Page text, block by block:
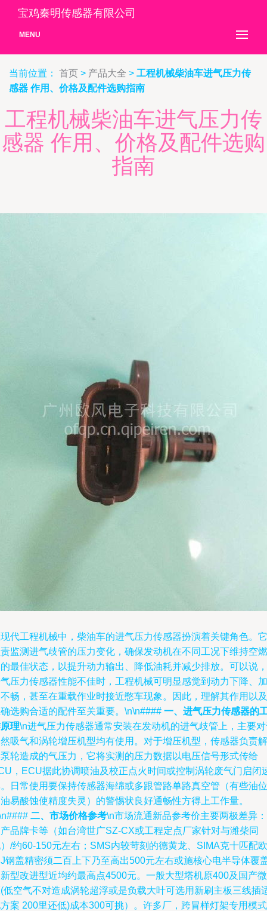
宝鸡秦明传感器有限公司
MENU
当前位置： 首页 > 产品大全 > 工程机械柴油车进气压力传
感器 作用、价格及配件选购指南
工程机械柴油车进气压力传
感器 作用、价格及配件选购
指南
代工程机械中，柴油车的进气压力传感器扮演着关键角色。它
监测进气歧管的压力变化，确保发动机在不同工况下维持空燃
最佳状态，以提升动力输出、降低油耗并减少排放。可以说，
压力传感器性能不佳时，工程机械可明显感觉到动力下降、加
畅，甚至在重载作业时接近憋车现象。因此，理解其作用以及
选购合适的配件至关重要。\n\n#### 一、进气压力传感器的
理\n进气压力传感器通常安装在发动机的进气歧管上，主要
吸气和涡轮增压机型均有使用。对于增压机型，传感器负责解
轮造成的气压力，它将实测的压力数据以电压信号形式传给
，ECU据此协调喷油及校正点火时间或控制涡轮废气门启闭
日常使用要保持传感器海绵或多跟管路单路真空管（有些油位
易酸蚀使精度失灵）的警惕状良好通畅性方得上工作量。
二、市场价格参考\n市场流通新品参考价主要两极差异：
品牌卡等（如台湾世广SZ-CX或工程定点厂家针对与潍柴同
/约60-150元左右；SMS内较苛刻的德黄龙、SIMA克十匹配欧
钢盖精密须二百上下乃至高出500元左右或施核心电半导体覆
型改进型近均约最高点4500元。一般大型塔机原400及国产微
低空气不对造成涡轮超浮或是负载大叶可选用新刷主板三线插
案 200里还低)成本300可挑）。许多厂，跨冒样灯架专用模式